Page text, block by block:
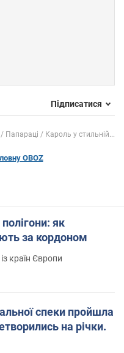
Підписатися
Папараці Кароль у стильній...
OBOZ
як
за кордоном
країн Європи
спеки пройшла
на річки.